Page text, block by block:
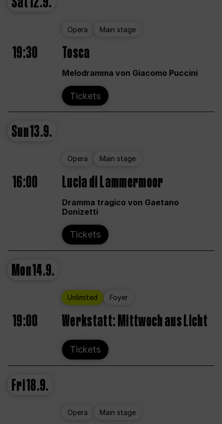
Opera Main stage
19:30 Tosca
Melodramma von Giacomo Puccini
Tickets
Sun13.9.
Opera Main stage
16:00 Lucia di Lammermoor
Dramma tragico von Gaetano
Donizetti
Tickets
Mon14.9.
Unlimited Foyer
19:00 Werkstatt: Mittwoch aus Licht
Tickets
Fri18.9.
Opera Main stage